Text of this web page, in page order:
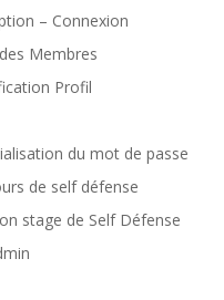
– Connexion
Membres
Profil
du mot de passe
de self défense
stage de Self Défense